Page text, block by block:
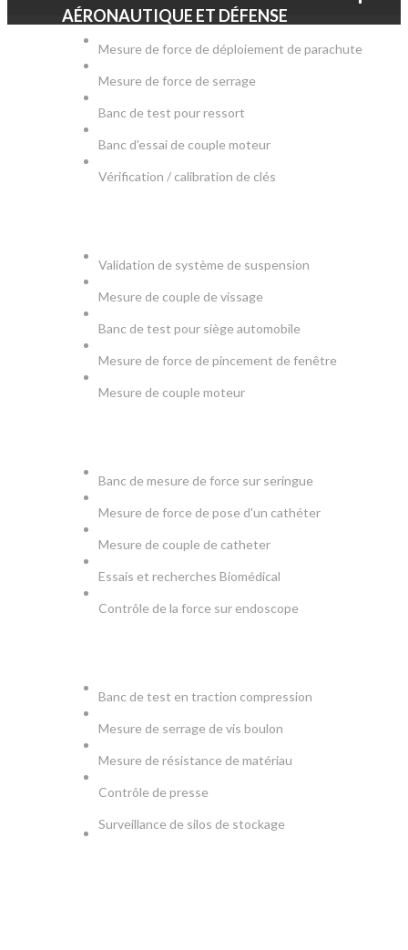
AÉRONAUTIQUE ET DÉFENSE
Mesure de force de déploiement de parachute
Mesure de force de serrage
Banc de test pour ressort
Banc d'essai de couple moteur
Vérification / calibration de clés
Validation de système de suspension
Mesure de couple de vissage
Banc de test pour siège automobile
Mesure de force de pincement de fenêtre
Mesure de couple moteur
Banc de mesure de force sur seringue
Mesure de force de pose d'un cathéter
Mesure de couple de catheter
Essais et recherches Biomédical
Contrôle de la force sur endoscope
Banc de test en traction compression
Mesure de serrage de vis boulon
Mesure de résistance de matériau
Contrôle de presse
Surveillance de silos de stockage